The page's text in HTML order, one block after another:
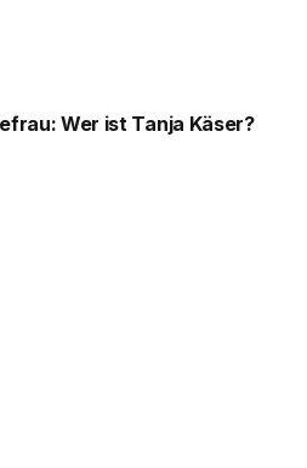
Wer ist Tanja Käser?